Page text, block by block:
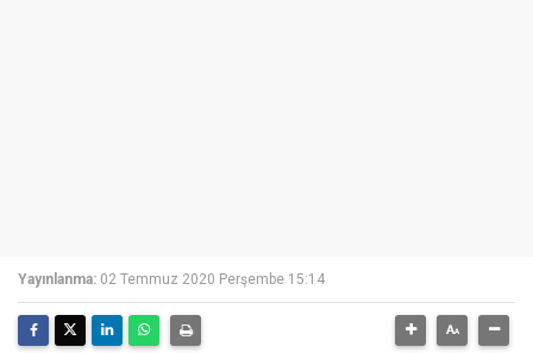
Yayınlanma: 02 Temmuz 2020 Perşembe 15:14